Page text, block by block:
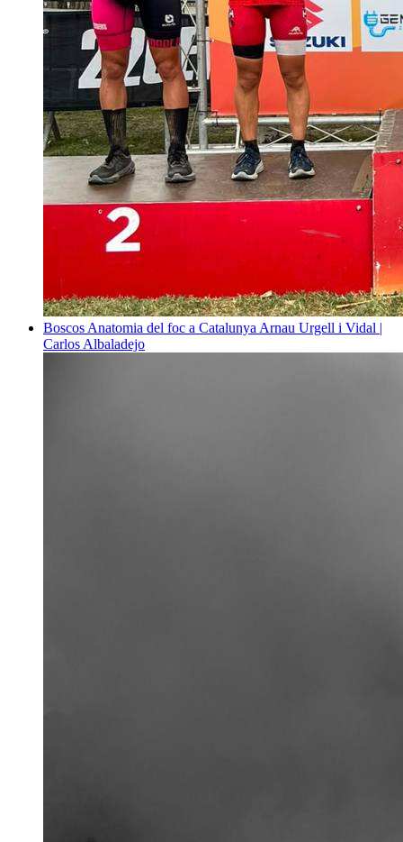
Boscos Anatomia del foc a Catalunya Arnau Urgell i Vidal |
Carlos Albaladejo